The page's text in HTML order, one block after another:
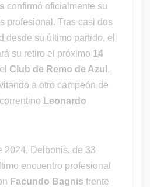
confirmó oficialmente su
profesional. Tras casi dos
desde su último partido, el
su retiro el próximo 14
Club de Remo de Azul ,
a otro campeón de
Leonardo
2024, Delbonis, de 33
encuentro profesional
Facundo Bagnis frente